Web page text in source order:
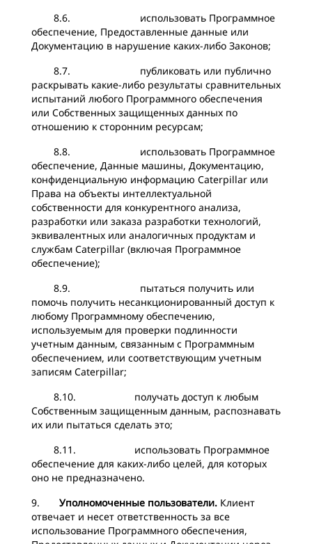
8.6. использовать Программное
обеспечение, Предоставленные данные или
Документацию в нарушение каких-либо Законов;
8.7. публиковать или публично
раскрывать какие-либо результаты сравнительных
испытаний любого Программного обеспечения
или Собственных защищенных данных по
отношению к сторонним ресурсам;
8.8. использовать Программное
обеспечение, Данные машины, Документацию,
конфиденциальную информацию Caterpillar или
Права на объекты интеллектуальной
собственности для конкурентного анализа,
разработки или заказа разработки технологий,
эквивалентных или аналогичных продуктам и
службам Caterpillar (включая Программное
обеспечение);
8.9. пытаться получить или
помочь получить несанкционированный доступ к
любому Программному обеспечению,
используемым для проверки подлинности
учетным данным, связанным с Программным
обеспечением, или соответствующим учетным
записям Caterpillar;
8.10. получать доступ к любым
Собственным защищенным данным, распознавать
их или пытаться сделать это;
8.11. использовать Программное
обеспечение для каких-либо целей, для которых
оно не предназначено.
9. Уполномоченные пользователи. Клиент
отвечает и несет ответственность за все
использование Программного обеспечения,